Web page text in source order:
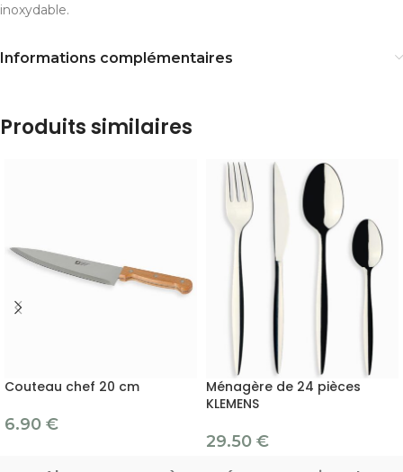
inoxydable.
Informations complémentaires
Produits similaires
Couteau chef 20 cm
6.90 €
Ménagère de 24 pièces
KLEMENS
29.50 €